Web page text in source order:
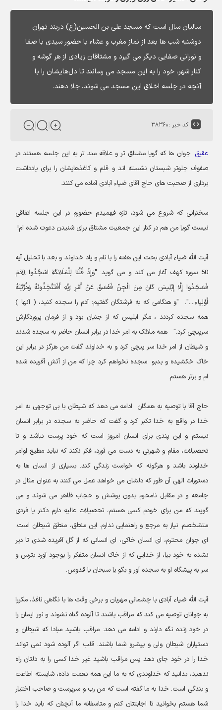
سالیان سال است که مسجد علی بن الحسین(ع) دربند تهران
دوشنبه شب ها بعد از نماز مغرب و عشاء با حضور سیدی با صفا
و نورانی صفایی دیگر می گیرد و مشتاقان زیادی از هر گوشه و
کنار شهر، خود را به این مسجد می رسانند تا دل‌هایشان را با
آنچه در جلسه اخلاق این مسجد می شوند، جلا دهند.
کد خبر :۳۸۳۶۰
عقیق: جوان ها که گویا مشتاق تر و علاقه مند تر به این جلسه هستند در
صفوف جلوتر شبستان نشسته اند و قلم و کاغذهایشان را برای یادداشت
برداری از صحبت های حاج آقای ضیاء آبادی آماده می کنند.
سخنرانی که شروع می شود، تازه فهمیدم حضورم در این جلسه اتفاقی
نیست گویا من هم در کنار این جمعیت مشتاق برای شنیدن دعوت شده ام!
آیت الله ضیاء آبادی بحث این هفته را با نام و یاد خداوند و بعد با تحلیل آیه
50 سوره کهف آغاز می کند و می گوید: "وَإِذْ قُلْنَا لِلْمَلَائِكَةِ اسْجُدُوا لِآدَمَ
فَسَجَدُوا إِلَّا إِبْلِيسَ كَانَ مِنَ الْجِنِّ فَفَسَقَ عَنْ أَمْرِ رَبِّهِ أَفَتَتَّخِذُونَهُ وَذُرِّيَّتَهُ
أَوْلِیاء....". "و هنگامی که به فرشتگان گفتیم: آدم را سجده کنید، ( آنها )
همه سجده کردند ، مگر ابلیس که از جنیان بود و از فرمان پروردگارش
سرپیچی کرد." همه ملائک به امر خدا در برابر انسان حاضر به سجده شدند
و شیطان از امر خدا سر پیچی کرد و به خداوند گفت من هرگز در برابر این
خاک خکشیده و بدبو سجده نخواهم کرد چرا که من از آتش آفریده شده
ام و برتر هستم.
حاج آقا با توصیه به همگان ادامه می دهد که شیطان با بی توجهی به امر
خدا در واقع به خدا تکبر کرد و گفت که حاضر به سجده در برابر انسان
نیستم و این پندی برای انسان امروز است که خود پرست نباشد و تا
تحصیلات، مقام و شهرتی به دست می آورد، فکر نکند که نباید مطیع اوامر
خداوند باشد و هرگونه که خواست زندگی کند. بسیاری از انسان ها به
دستورات الهی آن طور که دلشان می خواهد عمل می کنند به عنوان مثال در
جامعه و در مقابل نامحرم بدون پوشش و حجاب ظاهر می شوند و می
گویند که من برای خودم کسی هستم، تحصیلات عالیه دارم دکتر یا فردی
متشخصم. نیاز به مرجع و راهنمایی ندارم. این منطق، منطق شیطان است.
ای جوان محترم، ای انسان خاکی، ای انسانی که از گل آفریده شدی تا دیر
نشده به خود بیا، از خدایی که از خاک انسان متفکر را بوجود آورد بترس و
سر به پیشگاه او به سجده آور و بگو یا سبحان یا قدوس.
آیت الله ضیاء آبادی با چشمانی مهربان و برخی وقت ها با نگاهی نافذ، مکررا
به جوانان توصیه می کند که مراقب باشند تا آلوده گناه نشوند و نور ایمان را
در خود زنده نگه دارند و ادامه می دهد: مراقب باشید مبادا که شیطان و
دستیاران شیطان ولی و پیشرو شما باشند. قلب اگر آلوده شود نمی تواند
خدا را در خود جای دهد پس مراقب باشید غیر خدا کسی را به دلتان راه
ندهید، بدانید که خداوندی که به ما این همه نعمت داده، شایسته اطاعت
و بندگی است. خدا به ما گفته است که من رب و سرپرست و صاحب اختیار
شما هستم بخوانید تا اجابتتان کنم و متاسفانه ما آنچنان که باید خدا را